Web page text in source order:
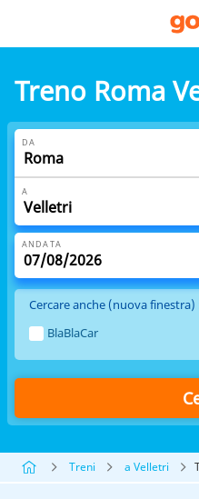
Treno Roma
DA
A
ANDATA
Cercare anche (nuova finestra)
BlaBlaCar
Treni a Velletri